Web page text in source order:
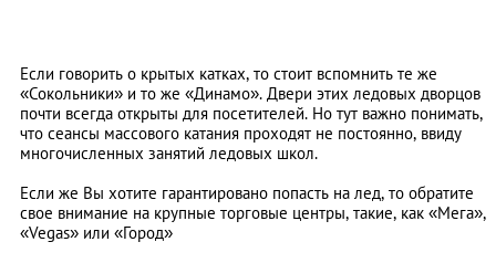
Если говорить о крытых катках, то стоит вспомнить те же
«Сокольники» и то же «Динамо». Двери этих ледовых дворцов
почти всегда открыты для посетителей. Но тут важно понимать,
что сеансы массового катания проходят не постоянно, ввиду
многочисленных занятий ледовых школ.
Если же Вы хотите гарантировано попасть на лед, то обратите
свое внимание на крупные торговые центры, такие, как «Мега»,
«Vegas» или «Город»